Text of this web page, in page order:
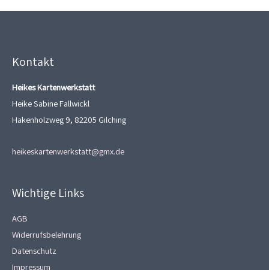
Kontakt
Heikes Kartenwerkstatt
Heike Sabine Fallwickl
Hakenholzweg 9, 82205 Gilching
heikeskartenwerkstatt@gmx.de
Wichtige Links
AGB
Widerrufsbelehrung
Datenschutz
Impressum